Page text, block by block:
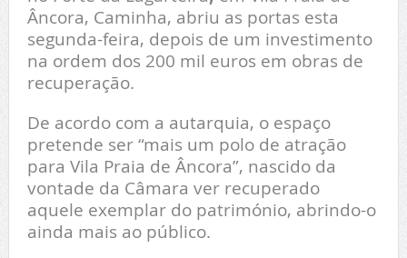
Âncora, Caminha, abriu as portas esta
segunda-feira, depois de um investimento
na ordem dos 200 mil euros em obras de
recuperação.
De acordo com a autarquia, o espaço
pretende ser “mais um polo de atração
para Vila Praia de Âncora”, nascido da
vontade da Câmara ver recuperado
aquele exemplar do património, abrindo-o
ainda mais ao público.